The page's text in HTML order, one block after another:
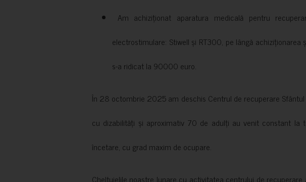
Am achiziționat aparatura medicală pentru
electrostimulare: Stiwell și RT300, pe lângă
s-a ridicat la 90000 euro.
În 28 octombrie 2025 am deschis Centrul de recuperare
cu dizabilități și aproximativ 70 de adulți au venit constant la
încetare, cu grad maxim de ocupare.
Cheltuielile noastre lunare cu activitatea centrului de